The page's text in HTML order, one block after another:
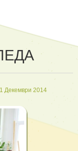
Декември 2014